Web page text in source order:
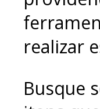
realizar
Busque